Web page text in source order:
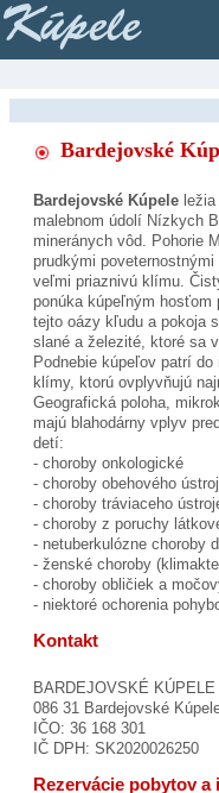
Kúpele
Bardejovské
Bardejovské Kúpele
malebnom údolí Nízkych
mineránych vôd. Pohorie
prudkými
veľmi priaznivú klímu.
ponúka kúpeľným hosťom
tejto oázy kľudu a pokoja
slané a železité, ktoré sa
Podnebie kúpeľov patrí
klímy, ktorú ovplyvňujú
Geografická poloha,
majú blahodárny vplyv
detí:
- choroby onkologické
- choroby obehového
- choroby tráviaceho
- choroby z poruchy
- netuberkulózne choroby
- ženské choroby
- choroby obličiek a
- niektoré ochorenia
Kontakt
BARDEJOVSKÉ
086 31 Bardejovské
IČO: 36 168 301
IČ DPH: SK2020026250
Rezervácie pobytov